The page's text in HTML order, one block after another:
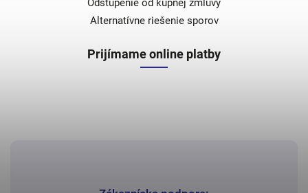
Odstúpenie od kúpnej zmluvy
Alternatívne riešenie sporov
Prijímame online platby